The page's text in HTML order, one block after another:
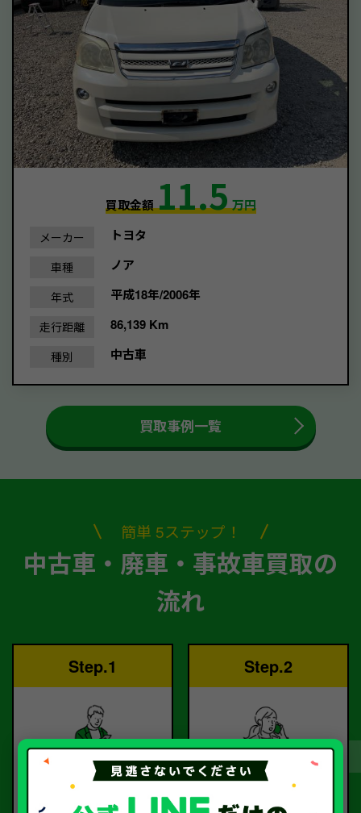
買取金額11.5万円
メーカー トヨタ
車種 ノア
年式 平成18年/2006年
走行距離 86,139 Km
種別 中古車
買取事例一覧
簡単 5ステップ！
中古車・廃車・事故車買取の
流れ
Step.1
ご依頼
お電話または査定フォー
Step.2
査定
査定のプロが